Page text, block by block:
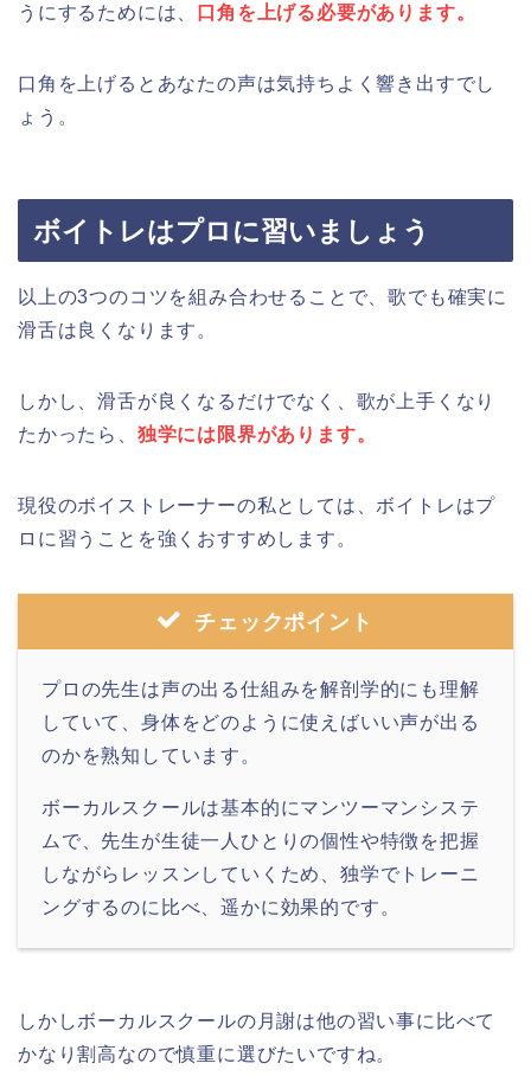
うにするためには、
口角を上げる必要があります。
口角を上げるとあなたの声は気持ちよく響き出すでし
ょう。
ボイトレはプロに習いましょう
以上の3つのコツを組み合わせることで、歌でも確実に
滑舌は良くなります。
しかし、滑舌が良くなるだけでなく、歌が上手くなり
たかったら、 独学には限界があります。
現役のボイストレーナーの私としては、ボイトレはプ
ロに習うことを強くおすすめします。
チェックポイント
プロの先生は声の出る仕組みを解剖学的にも理解
していて、身体をどのように使えばいい声が出る
のかを熟知しています。
ボーカルスクールは基本的にマンツーマンシステ
ムで、先生が生徒一人ひとりの個性や特徴を把握
しながらレッスンしていくため、独学でトレーニ
ングするのに比べ、遥かに効果的です。
しかしボーカルスクールの月謝は他の習い事に比べて
かなり割高なので慎重に選びたいですね。